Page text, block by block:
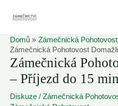
Domů
Zámečnická
Zámečnická Pohotovost
Zámečnická
– Příjezd do 15
Diskuze / Zámečnická